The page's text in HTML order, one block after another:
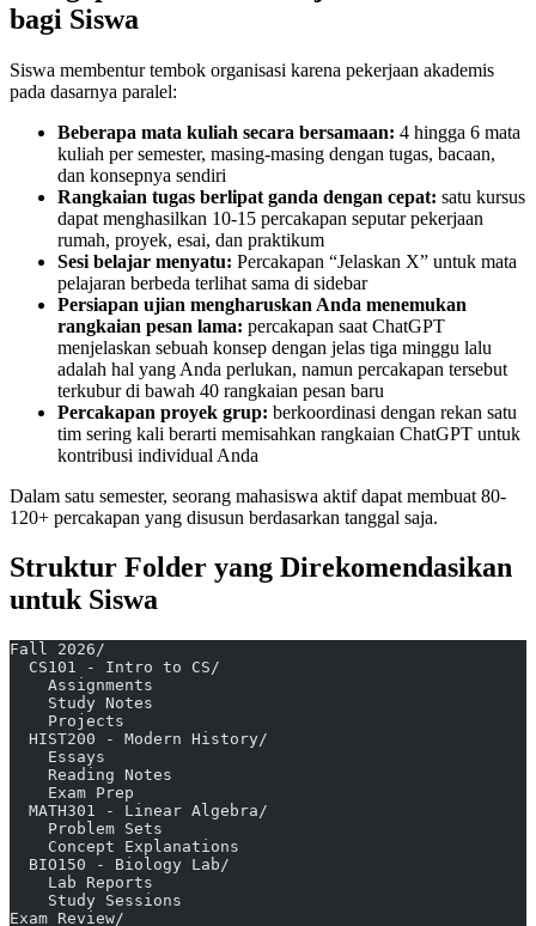
bagi Siswa
Siswa membentur tembok organisasi karena pekerjaan akademis
pada dasarnya paralel:
Beberapa mata kuliah secara bersamaan: 4 hingga 6 mata
kuliah per semester, masing-masing dengan tugas, bacaan,
dan konsepnya sendiri
Rangkaian tugas berlipat ganda dengan cepat: satu kursus
dapat menghasilkan 10-15 percakapan seputar pekerjaan
rumah, proyek, esai, dan praktikum
Sesi belajar menyatu: Percakapan “Jelaskan X” untuk mata
pelajaran berbeda terlihat sama di sidebar
Persiapan ujian mengharuskan Anda menemukan
rangkaian pesan lama: percakapan saat ChatGPT
menjelaskan sebuah konsep dengan jelas tiga minggu lalu
adalah hal yang Anda perlukan, namun percakapan tersebut
terkubur di bawah 40 rangkaian pesan baru
Percakapan proyek grup: berkoordinasi dengan rekan satu
tim sering kali berarti memisahkan rangkaian ChatGPT untuk
kontribusi individual Anda
Dalam satu semester, seorang mahasiswa aktif dapat membuat 80-
120+ percakapan yang disusun berdasarkan tanggal saja.
Struktur Folder yang Direkomendasikan
untuk Siswa
Fall 2026/
  CS101 - Intro to CS/
    Assignments
    Study Notes
    Projects
  HIST200 - Modern History/
    Essays
    Reading Notes
    Exam Prep
  MATH301 - Linear Algebra/
    Problem Sets
    Concept Explanations
  BIO150 - Biology Lab/
    Lab Reports
    Study Sessions
Exam Review/